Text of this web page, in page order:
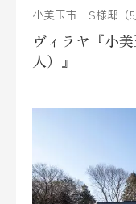
小美玉市 S様邸（5
ヴィラヤ『小
人）』